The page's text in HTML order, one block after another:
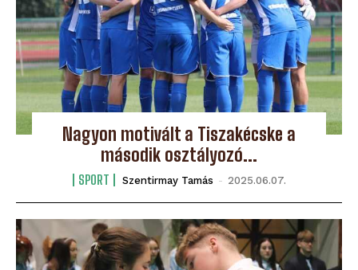
Nagyon motivált a Tiszakécske a
második osztályozó...
SPORT Szentirmay Tamás - 2025.06.07.